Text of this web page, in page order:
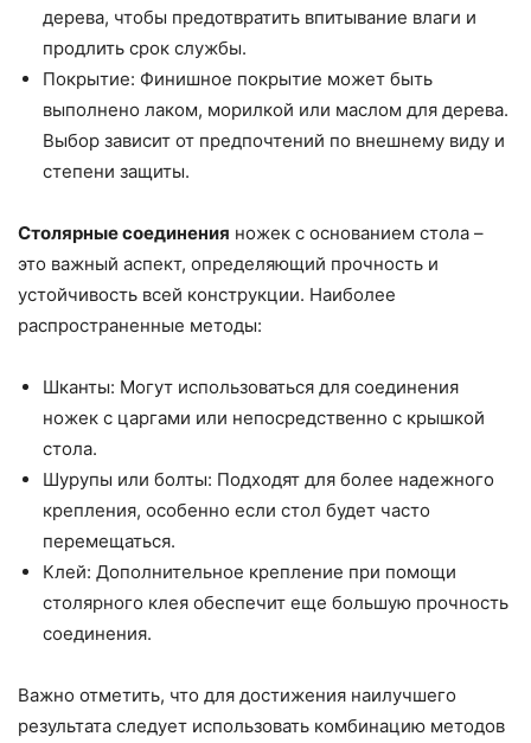
дерева, чтобы предотвратить впитывание влаги и
продлить срок службы.
Покрытие: Финишное покрытие может быть
выполнено лаком, морилкой или маслом для дерева.
Выбор зависит от предпочтений по внешнему виду и
степени защиты.
Столярные соединения ножек с основанием стола –
это важный аспект, определяющий прочность и
устойчивость всей конструкции. Наиболее
распространенные методы:
Шканты: Могут использоваться для соединения
ножек с царгами или непосредственно с крышкой
стола.
Шурупы или болты: Подходят для более надежного
крепления, особенно если стол будет часто
перемещаться.
Клей: Дополнительное крепление при помощи
столярного клея обеспечит еще большую прочность
соединения.
Важно отметить, что для достижения наилучшего
результата следует использовать комбинацию методов